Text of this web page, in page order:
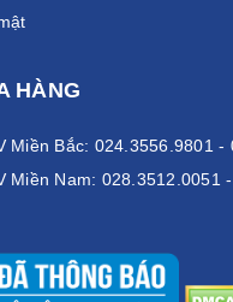
HÀNG
Miền Bắc: 024.3556.9801 -
Miền Nam: 028.3512.0051